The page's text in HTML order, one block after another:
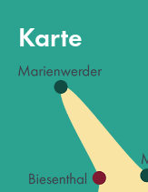
nascetur ridiculus
Karte